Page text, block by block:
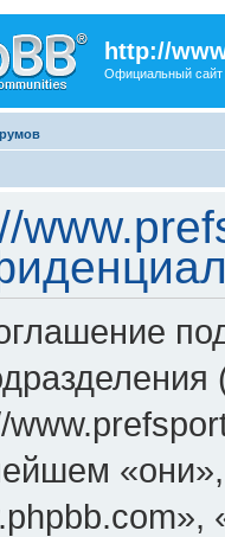
http://
Официальный сайт